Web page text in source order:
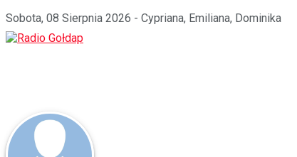
Sobota, 08 Sierpnia 2026 - Cypriana, Emiliana, Dominika